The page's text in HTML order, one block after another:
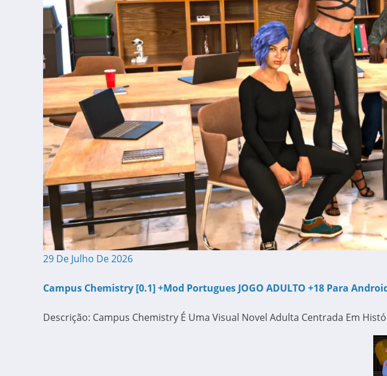
29 De Julho De 2026
Campus Chemistry [0.1] +Mod Portugues JOGO ADULTO +18 Para
Descrição: Campus Chemistry É Uma Visual Novel Adulta Centrada Em